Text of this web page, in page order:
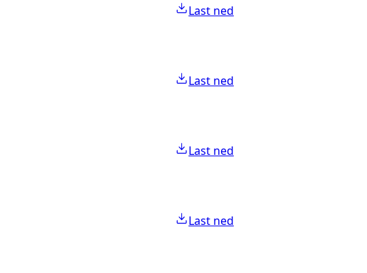
Last ned
Last ned
Last ned
Last ned